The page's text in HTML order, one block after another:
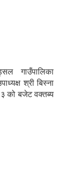
गाउँपालिका
श्री बिस्ना
को बजेट वक्तब्य